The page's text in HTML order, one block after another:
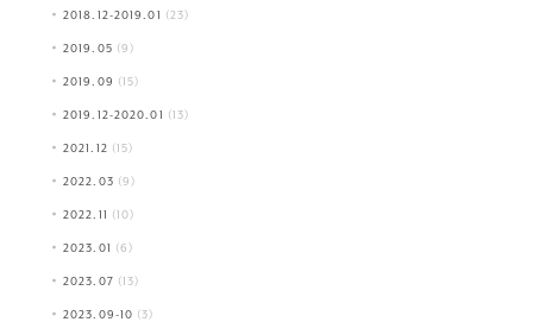
2018.12-2019.01 (23)
2019.05 (9)
2019.09 (15)
2019.12-2020.01 (13)
2021.12 (15)
2022.03 (9)
2022.11 (10)
2023.01 (6)
2023.07 (13)
2023.09-10 (3)